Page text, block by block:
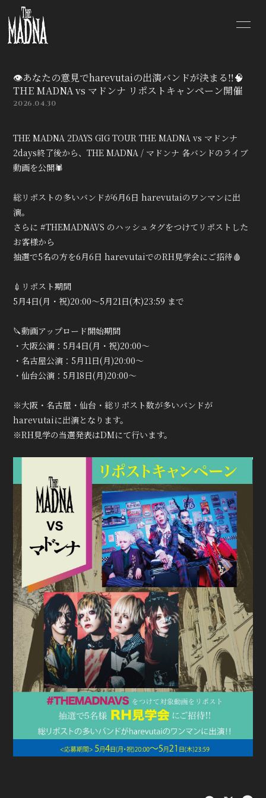
SCHEDULE
DISCOGRAPHY
SHOP
BLOG
CONTACT
会員登録 ログイン
👁️あなたの意見でharevutaiの出演バンドが決まる‼️🧠
THE MADNA vs マドンナ リポストキャンペーン開催
2026.04.30
THE MADNA 2DAYS GIG TOUR THE MADNA vs マドンナ
2days終了後から、THE MADNA / マドンナ 各バンドのライブ
動画を公開🕷️
総リポストの多いバンドが6月6日 harevutaiのワンマンに出
演。
さらに #THEMADNAVS のハッシュタグをつけてリポストした
お客様から
抽選で5名の方を6月6日 harevutaiでのRH見学会にご招待🩸
💉リポスト期間
5月4日(月・祝)20:00〜5月21日(木)23:59 まで
🔪動画アップロード開始期間
・大阪公演：5月4日(月・祝)20:00〜
・名古屋公演：5月11日(月)20:00〜
・仙台公演：5月18日(月)20:00〜
※大阪・名古屋・仙台・総リポスト数が多いバンドが
harevutaiに出演となります。
※RH見学の当選発表はDMにて行います。